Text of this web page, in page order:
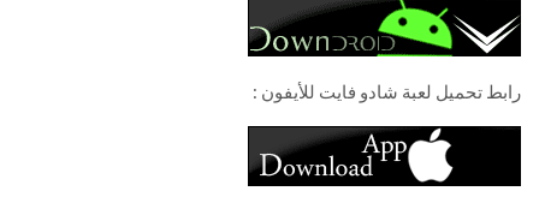
رابط تحميل لعبة شادو فايت للأيفون :